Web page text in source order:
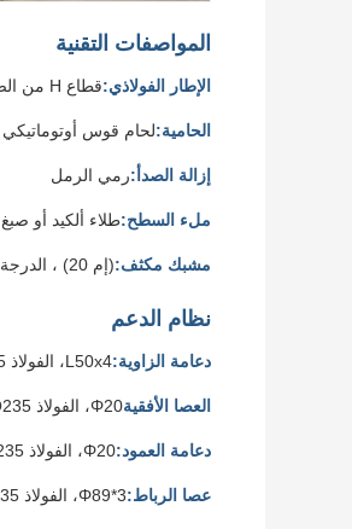
المواصفات التقنية
الإطار الفولاذي:قطاع H من الصلب Q235/Q355 الصلب 8mm/10mm
الحامية:لحام قوس
إزالة الصدأ:رمي الرمل
ملء السطح:طلاء ألكيد أو صبغ
مشبك مكثف:(إم 20) ، الدرجة العاشرة9
نظام الدعم
دعامة الزاوية:L50x4، الفولاذ Q235، المعالجة والطلاء
العصا الأفقيةΦ20، الفولاذ Q235، المعالجة والطلاء
دعامة العمود:Φ20، الفولاذ Q235، المعالجة والطلاء
عصا الرباط:Φ89*3، الفولاذ Q235، المعالجة والطلاء